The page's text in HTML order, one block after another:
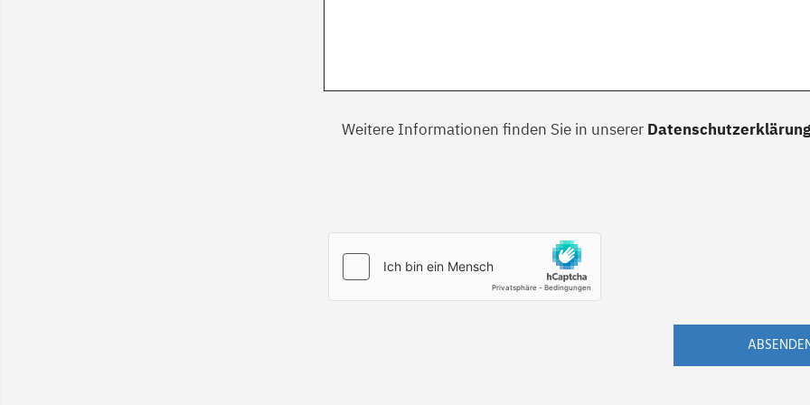
Weitere Informationen finden Sie in unserer Datenschutzerklärung